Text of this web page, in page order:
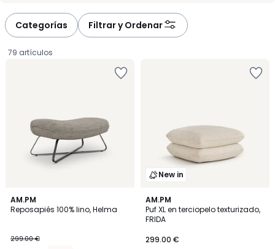
Categorías Filtrar y Ordenar
79 artículos
AM.PM
Reposapiés 100% lino, Helma
€
299.00 €
4,4
/ 5
2
Colores
New in
AM.PM
Puf XL en terciopelo texturizado,
FRIDA
299.00 €